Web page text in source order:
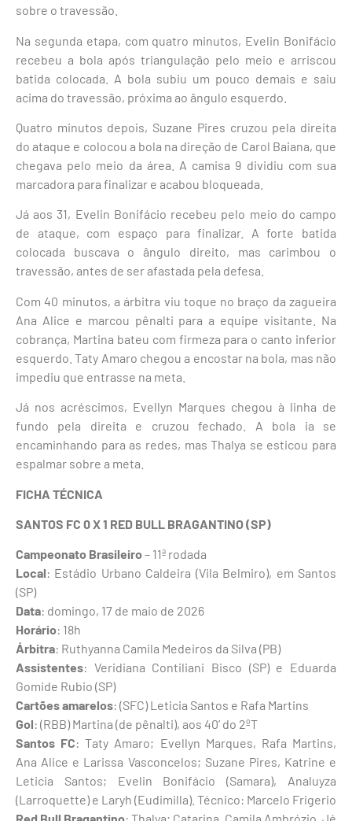
sobre o travessão.
Na segunda etapa, com quatro minutos, Evelin Bonifácio
recebeu a bola após triangulação pelo meio e arriscou
batida colocada. A bola subiu um pouco demais e saiu
acima do travessão, próxima ao ângulo esquerdo.
Quatro minutos depois, Suzane Pires cruzou pela direita
do ataque e colocou a bola na direção de Carol Baiana, que
chegava pelo meio da área. A camisa 9 dividiu com sua
marcadora para finalizar e acabou bloqueada.
Já aos 31, Evelin Bonifácio recebeu pelo meio do campo
de ataque, com espaço para finalizar. A forte batida
colocada buscava o ângulo direito, mas carimbou o
travessão, antes de ser afastada pela defesa.
Com 40 minutos, a árbitra viu toque no braço da zagueira
Ana Alice e marcou pênalti para a equipe visitante. Na
cobrança, Martina bateu com firmeza para o canto inferior
esquerdo. Taty Amaro chegou a encostar na bola, mas não
impediu que entrasse na meta.
Já nos acréscimos, Evellyn Marques chegou à linha de
fundo pela direita e cruzou fechado. A bola ia se
encaminhando para as redes, mas Thalya se esticou para
espalmar sobre a meta.
FICHA TÉCNICA
SANTOS FC 0 X 1 RED BULL BRAGANTINO (SP)
Campeonato Brasileiro– 11ª rodada
Local: Estádio Urbano Caldeira (Vila Belmiro), em Santos
(SP)
Data: domingo, 17 de maio de 2026
Horário: 18h
Árbitra: Ruthyanna Camila Medeiros da Silva (PB)
Assistentes: Veridiana Contiliani Bisco (SP) e Eduarda
Gomide Rubio (SP)
Cartõesamarelos: (SFC) Leticia Santos e Rafa Martins
Gol: (RBB) Martina (de pênalti), aos 40’ do 2ºT
Santos FC: Taty Amaro; Evellyn Marques, Rafa Martins,
Ana Alice e Larissa Vasconcelos; Suzane Pires, Katrine e
Leticia Santos; Evelin Bonifácio (Samara), Analuyza
(Larroquette) e Laryh (Eudimilla). Técnico: Marcelo Frigerio